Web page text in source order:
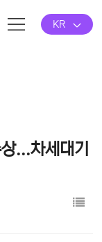
KR
...차세대기